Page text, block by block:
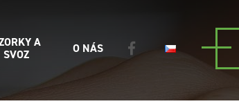
A
SVOZ
O NÁS